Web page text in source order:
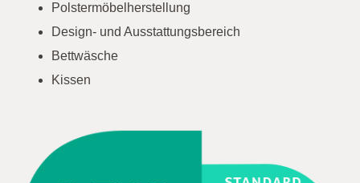
Polstermöbelherstellung
Design- und Ausstattungsbereich
Bettwäsche
Kissen